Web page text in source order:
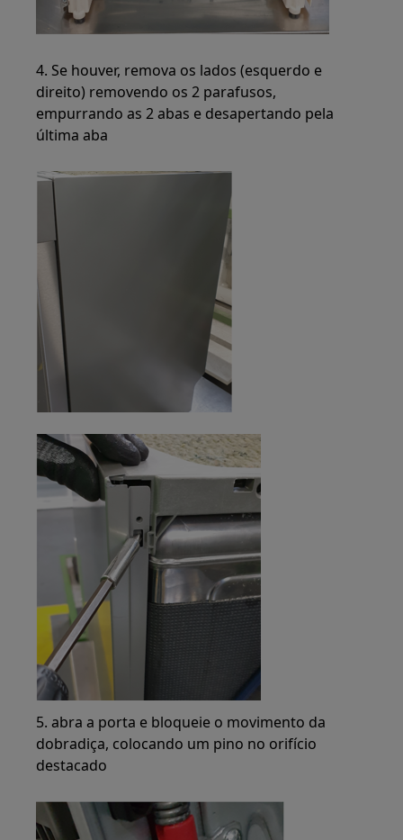
4. Se houver, remova os lados (esquerdo e
direito) removendo os 2 parafusos,
empurrando as 2 abas e desapertando pela
última aba
5. abra a porta e bloqueie o movimento da
dobradiça, colocando um pino no orifício
destacado